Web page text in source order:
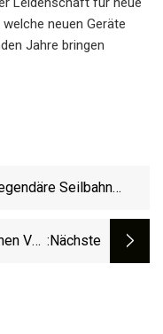
neuen Geräte
Jahre bringen
Seilbahn
Von :nächste